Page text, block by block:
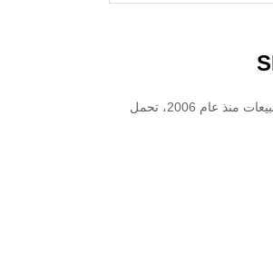
شركة بوهوة للسلامة، وهي شركة متخصصة في مجال أبحاث وتطوير غسول العينين ومقرها شنغهاي ورائدة في المبيعات منذ عام 2006، تحمل